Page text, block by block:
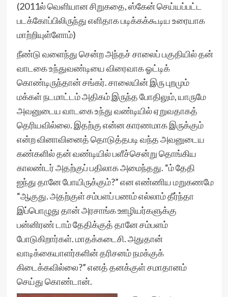
(2011ல் வெளியான சிறுகதை, ஸ்கேன் செய்யப்பட்ட
படக்கோப்பிலிருந்து எளிதாக படிக்கக்கூடிய உரையாக
மாற்றியுள்ளோம்)
நீண்டு வளைந்து சென்ற அந்தச் சாலைப் பகுதியில் தன்
வாடகை உந்துவண்டியை விரைவாக ஓட்டிக்
கொண்டிருந்தான் சங்கர். சாலையின் இரு புறமும்
மக்கள் நடமாட்டம் அதிகம் இருந்த போதிலும், யாருமே
அவனுடைய வாடகை உந்து வண்டியில் ஏறுவதாகத்
தெரியவில்லை. இதற்கு என்ன காரணமாக இருக்கும்
என்ற வினாவினைத் தொடுத்தபடி வந்த அவனுடைய
கண்களில் தன் வண்டியில் பளீச்சென்று தொங்கிய
காலண்டர் அதற்குப் பதிலாக அமைந்தது. “ம் தேதி
ஐந்து தானே போயிருக்கும்?” என எண்ணிய மறுகணமே
“ஆகுது. அதற்குள் சம்பளப் பணம் எல்லாம் தீர்ந்தா
இப்பொழுது தான் அரசாங்க ஊழியர்களுக்கு
பன்னிரண் டாம் தேதிக்குத் தானே சம்பளம்
போடுகிறார்கள். மாதக்கடைசி. அதுதான்
வாடிக்கையாளர்களின் தரிசனம் நமக்குக்
கிடைக்கவில்லை?” எனத் தனக்குள் சமாதானம்
செய்து கொண்டான்.